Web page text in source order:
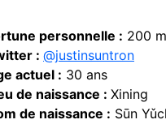
personnelle : 200
: @justinsuntron
actuel : 30 ans
de naissance : Xining
de naissance : Sūn